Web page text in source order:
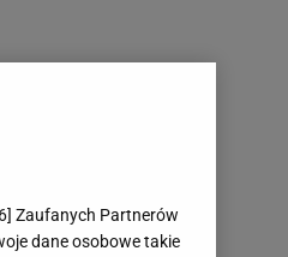
na
] Zaufanych Partnerów
dane osobowe takie